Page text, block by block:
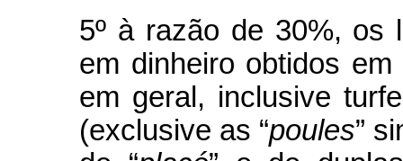
5º à razão de 30%, os
em dinheiro obtidos
em geral, inclusive
(exclusive as “poules”